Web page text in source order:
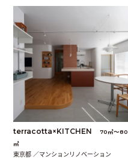
terracotta×KITCHEN
70㎡〜80
㎡
東京都 ／マンションリノベーション